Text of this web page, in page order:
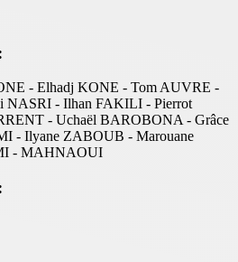
- Elhadj KONE - Tom AUVRE -
NASRI - Ilhan FAKILI - Pierrot
- Uchaël BAROBONA - Grâce
- Ilyane ZABOUB - Marouane
- MAHNAOUI